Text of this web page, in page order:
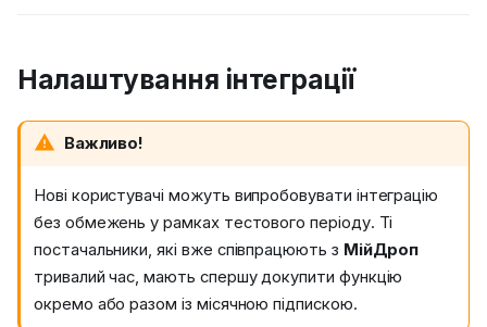
Налаштування інтеграції
Важливо!
Нові користувачі можуть випробовувати інтеграцію
без обмежень у рамках тестового періоду. Ті
постачальники, які вже співпрацюють з МійДроп
тривалий час, мають спершу докупити функцію
окремо або разом із місячною підпискою.